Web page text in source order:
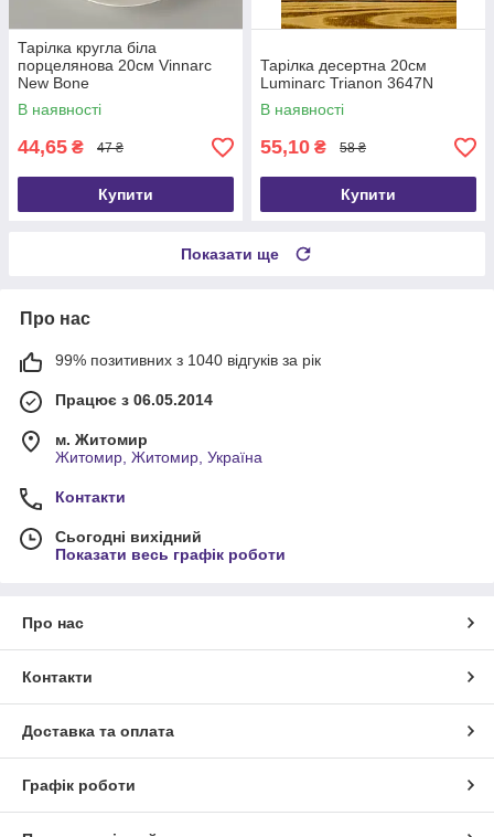
Тарілка кругла біла
порцелянова 20см Vinnarc
New Bone
В наявності
44,65 ₴ 47 ₴
Купити
Тарілка десертна 20см
Luminarc Trianon 3647N
В наявності
55,10 ₴ 58 ₴
Купити
Показати ще
Про нас
99% позитивних з 1040 відгуків за рік
Працює з 06.05.2014
м. Житомир
Житомир, Житомир, Україна
Контакти
Сьогодні вихідний
Показати весь графік роботи
Про нас
Контакти
Доставка та оплата
Графік роботи